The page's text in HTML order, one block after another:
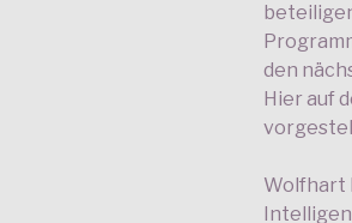
den
Hier auf
Wolfhart